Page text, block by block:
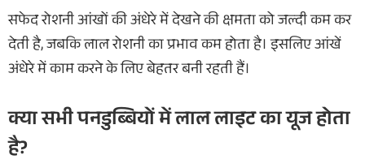
सफेद रोशनी आंखों की अंधेरे में देखने की क्षमता को जल्दी कम कर
देती है, जबकि लाल रोशनी का प्रभाव कम होता है। इसलिए आंखें
अंधेरे में काम करने के लिए बेहतर बनी रहती हैं।
क्या सभी पनडुब्बियों में लाल लाइट का यूज होता
है?